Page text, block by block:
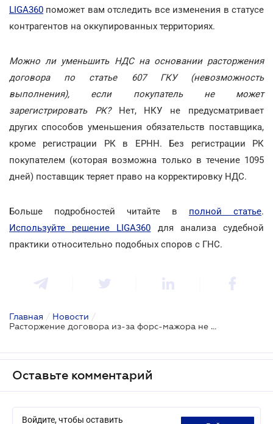
LIGA360 поможет вам отследить все изменения в статусе
контрагентов на оккупированных территориях.
Можно ли уменьшить НДС на основании расторжения
договора по статье 607 ГКУ (невозможность
выполнения), если покупатель не может
зарегистрировать РК?Нет, НКУ не предусматривает
других способов уменьшения обязательств поставщика,
кроме регистрации РК в ЕРНН. Без регистрации РК
покупателем (которая возможна только в течение 1095
дней) поставщик теряет право на корректировку НДС.
Больше подробностей читайте в полной статье.
Используйте решение LIGA360 для анализа судебной
практики относительно подобных споров с ГНС.
Главная / Новости /
Расторжение договора из-за форс-мажора не дает право на уменьшение НДС без возврата аванса
Оставьте комментарий
Войдите, чтобы оставить